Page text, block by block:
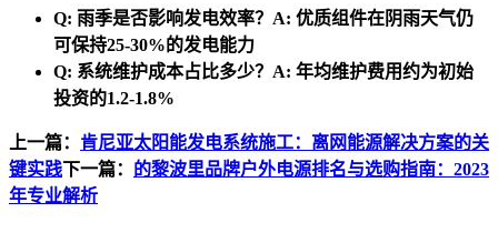
Q: 雨季是否影响发电效率？ A: 优质组件在阴雨天气仍
可保持25-30%的发电能力
Q: 系统维护成本占比多少？ A: 年均维护费用约为初始
投资的1.2-1.8%
上一篇： 肯尼亚太阳能发电系统施工：离网能源解决方案的关
键实践下一篇： 的黎波里品牌户外电源排名与选购指南：2023
年专业解析